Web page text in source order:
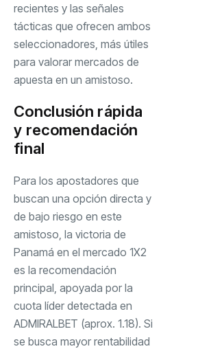
recientes y las señales
tácticas que ofrecen ambos
seleccionadores, más útiles
para valorar mercados de
apuesta en un amistoso.
Conclusión rápida
y recomendación
final
Para los apostadores que
buscan una opción directa y
de bajo riesgo en este
amistoso, la victoria de
Panamá en el mercado 1X2
es la recomendación
principal, apoyada por la
cuota líder detectada en
ADMIRALBET (aprox. 1.18). Si
se busca mayor rentabilidad